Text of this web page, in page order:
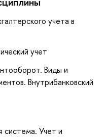
учета в
учет
Виды и
Внутрибанковский
система. Учет и